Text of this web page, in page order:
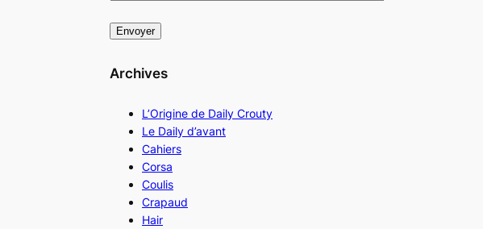
Archives
L’Origine de Daily Crouty
Le Daily d’avant
Cahiers
Corsa
Coulis
Crapaud
Hair